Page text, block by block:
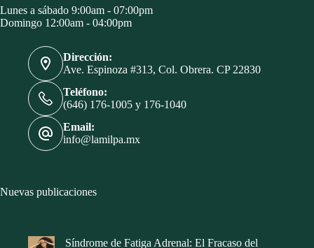
Lunes a sábado 9:00am - 07:00pm
Domingo 12:00am - 04:00pm
Dirección:
Ave. Espinoza #313, Col. Obrera. CP 22830
Teléfono:
(646) 176-1005 y 176-1040
Email:
info@lamilpa.mx
Nuevas publicaciones
Síndrome de Fatiga Adrenal: El Fracaso del